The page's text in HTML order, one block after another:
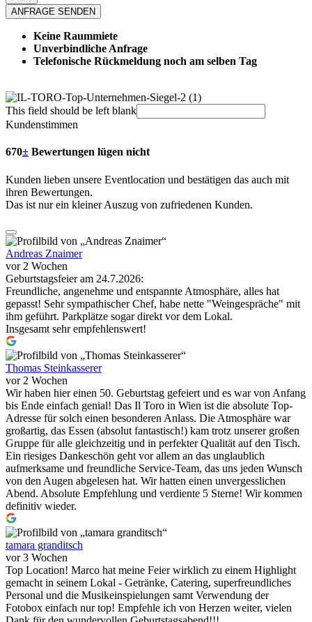
ANFRAGE SENDEN
Keine Raummiete
Unverbindliche Anfrage
Telefonische Rückmeldung noch am selben Tag
This field should be left blank
Kundenstimmen
670± Bewertungen lügen nicht
Kunden lieben unsere Eventlocation und bestätigen das auch mit
ihren Bewertungen.
Das ist nur ein kleiner Auszug von zufriedenen Kunden.
Andreas Znaimer
vor 2 Wochen
Geburtstagsfeier am 24.7.2026:
Freundliche, angenehme und entspannte Atmosphäre, alles hat
gepasst! Sehr sympathischer Chef, habe nette "Weingespräche" mit
ihm geführt. Parkplätze sogar direkt vor dem Lokal.
Insgesamt sehr empfehlenswert!
Thomas Steinkasserer
vor 2 Wochen
Wir haben hier einen 50. Geburtstag gefeiert und es war von Anfang
bis Ende einfach genial! Das Il Toro in Wien ist die absolute Top-
Adresse für solch einen besonderen Anlass. Die Atmosphäre war
großartig, das Essen (absolut fantastisch!) kam trotz unserer großen
Gruppe für alle gleichzeitig und in perfekter Qualität auf den Tisch.
Ein riesiges Dankeschön geht vor allem an das unglaublich
aufmerksame und freundliche Service-Team, das uns jeden Wunsch
von den Augen abgelesen hat. Wir hatten einen unvergesslichen
Abend. Absolute Empfehlung und verdiente 5 Sterne! Wir kommen
definitiv wieder.
tamara granditsch
vor 3 Wochen
Top Location! Marco hat meine Feier wirklich zu einem Highlight
gemacht in seinem Lokal - Getränke, Catering, superfreundliches
Personal und die Musikeinspielungen samt Verwendung der
Fotobox einfach nur top! Empfehle ich von Herzen weiter, vielen